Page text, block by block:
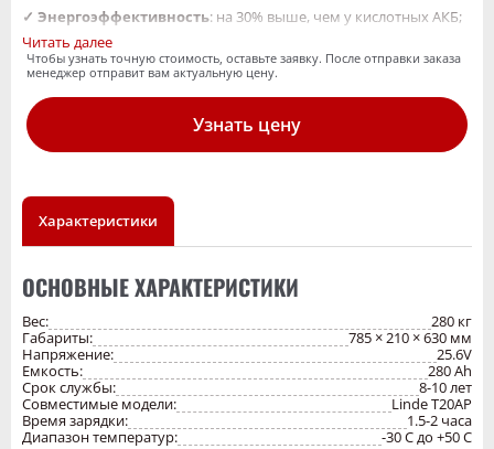
✓ Энергоэффективность: на 30% выше, чем у кислотных АКБ;
✓ Минимальное обслуживание
: без долива воды и коррозии;
✓ Безопасность
: встроенная BMS, защита от перегрева и
короткого замыкания.
Читать далее
Чтобы узнать точную стоимость, оставьте заявку. После отправки заказа
менеджер отправит вам актуальную цену.
Узнать цену
Характеристики
ОСНОВНЫЕ ХАРАКТЕРИСТИКИ
Вес:
280 кг
Габариты:
785 × 210 × 630 мм
Напряжение:
25.6V
Емкость:
280 Ah
Срок службы:
8-10 лет
Совместимые модели:
Linde Т20AP
Время зарядки:
1.5-2 часа
Диапазон температур:
-30 C до +50 C